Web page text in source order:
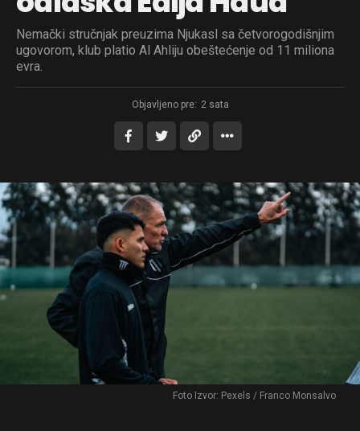
Nemački stručnjak preuzima Njukasl sa četvorogodišnjim
ugovorom, klub platio Al Ahliju obeštećenje od 11 miliona
evra.
Objavljeno pre: 2 sata
Foto Izvor: Pexels / Franco Monsalvo